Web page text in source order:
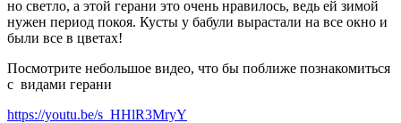
но светло, а этой герани это очень нравилось, ведь ей зимой
нужен период покоя. Кусты у бабули вырастали на все окно и
были все в цветах!
Посмотрите небольшое видео, что бы поближе познакомиться
с видами герани
https://youtu.be/s_HHlR3MryY